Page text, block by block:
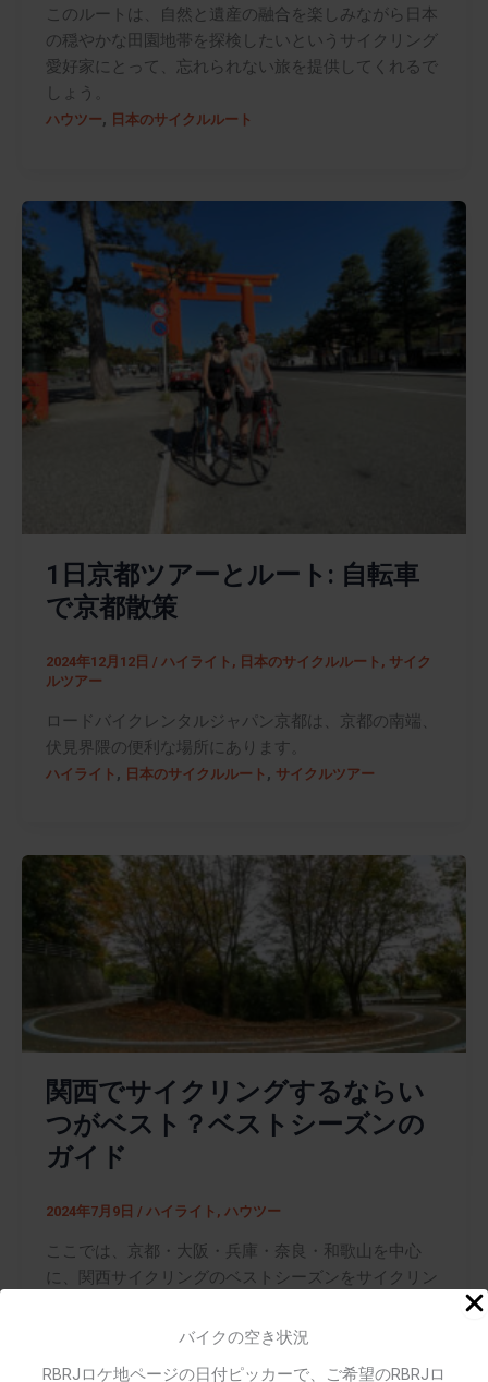
バイクの空き状況
RBRJロケ地ページの日付ピッカーで、ご希望のRBRJロ
このルートは、自然と遺産の融合を楽しみながら日本
の穏やかな田園地帯を探検したいというサイクリング
愛好家にとって、忘れられない旅を提供してくれるで
しょう。
ハウツー, 日本のサイクルルート
1日京都ツアーとルート: 自転車
で京都散策
2024年12月12日 / ハイライト , 日本のサイクルルート , サイク
ルツアー
ロードバイクレンタルジャパン京都は、京都の南端、
伏見界隈の便利な場所にあります。
ハイライト , 日本のサイクルルート , サイクルツアー
関西でサイクリングするならい
つがベスト？ベストシーズンの
ガイド
2024年7月9日 / ハイライト , ハウツー
ここでは、京都・大阪・兵庫・奈良・和歌山を中心
に、関西サイクリングのベストシーズンをサイクリン